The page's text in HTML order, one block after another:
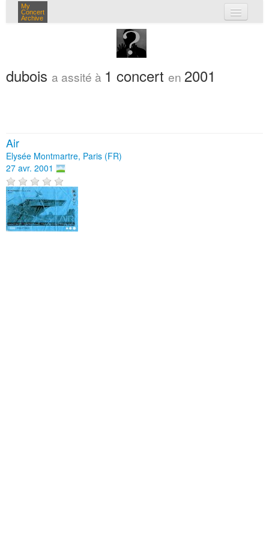
My
Concert
Archive
mes concerts
connexion
dubois a assité à 1 concert en 2001
Air
Elysée Montmartre, Paris (FR)
27 avr. 2001